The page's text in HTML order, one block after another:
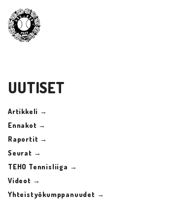
UUTISET
Artikkeli →
Ennakot →
Raportit →
Seurat →
TEHO Tennisliiga →
Videot →
Yhteistyökumppanuudet →